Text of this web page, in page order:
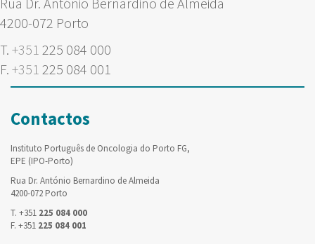
4200-072 Porto
T. +351 225 084 000
F. +351 225 084 001
Contactos
Instituto Português de Oncologia do Porto FG,
EPE (IPO-Porto)
Rua Dr. António Bernardino de Almeida
4200-072 Porto
T. +351 225 084 000
F. +351 225 084 001